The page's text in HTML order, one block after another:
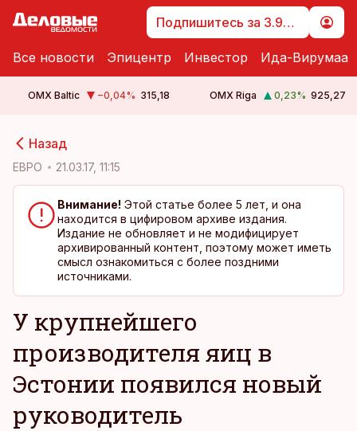
Подпишитесь за 3.99 €
Все новости Эпицентр Инвестор Ида-Вирумаа
OMX Baltic −0,04% 315,18 OMX Riga 0,23% 925,27
Назад
ЕВРО 21.03.17, 11:15
Внимание! Этой статье более 5 лет, и она
находится в цифировом архиве издания.
Издание не обновляет и не модифицирует
архивированный контент, поэтому может иметь
смысл ознакомиться с более поздними
источниками.
У крупнейшего
производителя яиц в
Эстонии появился новый
руководитель